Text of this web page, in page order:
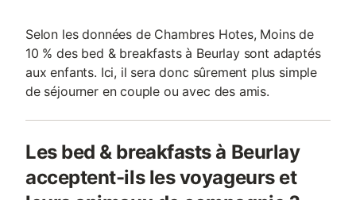
Selon les données de Chambres Hotes, Moins de
10 % des bed & breakfasts à Beurlay sont adaptés
aux enfants. Ici, il sera donc sûrement plus simple
de séjourner en couple ou avec des amis.
Les bed & breakfasts à Beurlay
acceptent-ils les voyageurs et